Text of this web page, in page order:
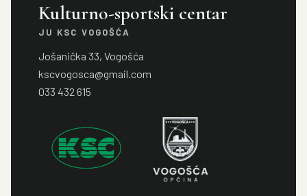
Kulturno-sportski centar
JU KSC VOGOŠĆA
Jošanička 33, Vogošća
kscvogosca@gmail.com
033 432 615